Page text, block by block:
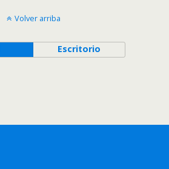
Volver arriba
Escritorio